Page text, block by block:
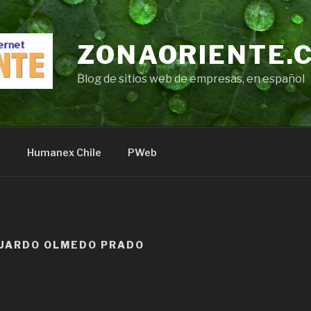
Blog de sitios web de empresas, en español
Humanex Chile PWeb
OLMEDO PRADO